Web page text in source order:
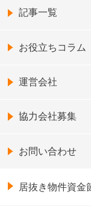
記事一覧
お役立ちコラム
運営会社
協力会社募集
お問い合わせ
居抜き物件資金